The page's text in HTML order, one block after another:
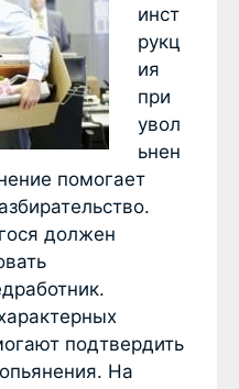
инст
рукц
ия
при
увол
ьнен
помогает
должен
подтвердить
На